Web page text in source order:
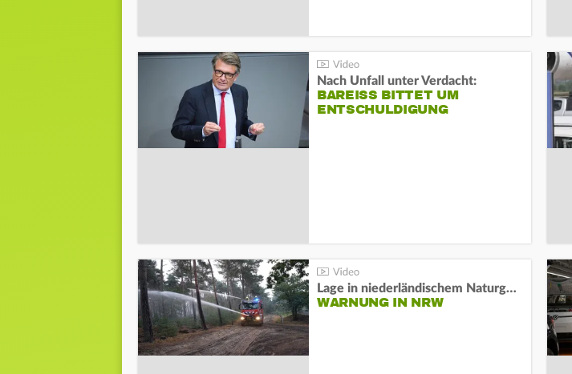
Nach Unfall unter Verdacht:
BAREISS BITTET UM E
NTSCHULDIGUNG
Lage in niederländischem Naturgebiet stabil
WARNUNG IN NRW